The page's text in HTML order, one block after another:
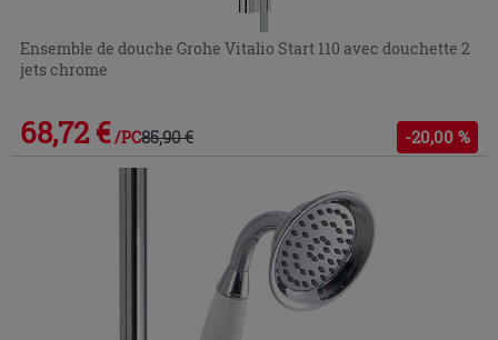
Ensemble de douche Grohe Vitalio Start 110 avec douchette 2
jets chrome
68,72 € /PC85,90 € -20,00 %